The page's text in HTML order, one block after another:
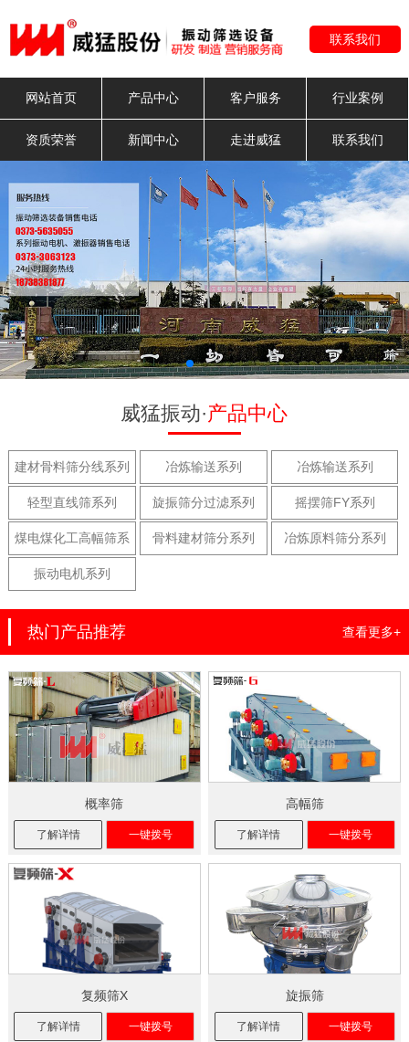
联系我们
网站首页 产品中心 客户服务 行业案例
资质荣誉 新闻中心 走进威猛 联系我们
威猛振动·产品中心
建材骨料筛分线系列 冶炼输送系列 冶炼输送系列
轻型直线筛系列 旋振筛分过滤系列 摇摆筛FY系列
煤电煤化工高幅筛系
列
骨料建材筛分系列 冶炼原料筛分系列
振动电机系列
热门产品推荐 查看更多+
概率筛
了解详情 一键拨号
高幅筛
了解详情 一键拨号
复频筛X
了解详情 一键拨号
旋振筛
了解详情 一键拨号